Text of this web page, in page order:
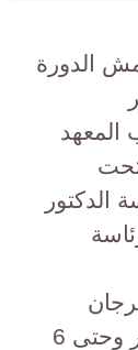
الدورة
المعهد
تحت
الدكتور
المقرر لها في الفترة من 30 أكتوبر وحتى 6